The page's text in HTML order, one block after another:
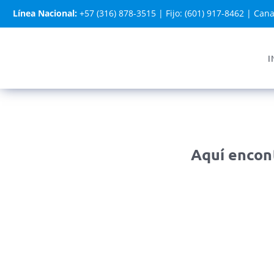
Línea Nacional: +57 (316) 878-3515 | Fijo: (601) 917-8462 |
Aquí